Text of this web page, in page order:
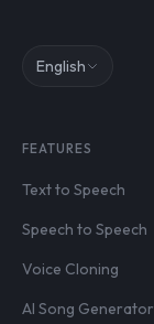
English
FEATURES
Text to Speech
Speech to Speech
Voice Cloning
AI Song Generator